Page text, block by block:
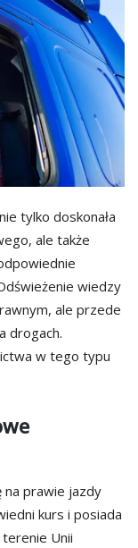
tylko doskonała
ale także
wiedzy
ale przede
drogach.
w tego typu
na prawie jazdy
kurs i posiada
Unii